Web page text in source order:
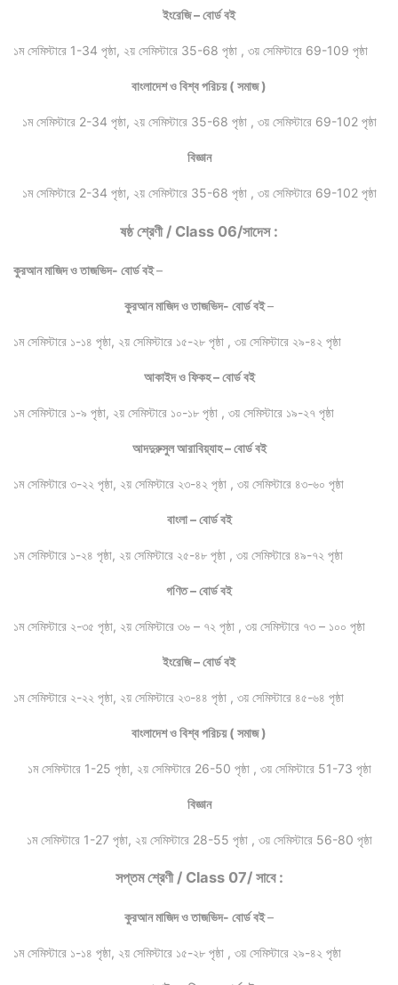
ইংরেজি – বোর্ড বই
১ম সেমিস্টারে 1-34 পৃষ্ঠা, ২য় সেমিস্টারে 35-68 পৃষ্ঠা , ৩য় সেমিস্টারে 69-109 পৃষ্ঠা
বাংলাদেশ ও বিশ্ব পরিচয় ( সমাজ )
১ম সেমিস্টারে 2-34 পৃষ্ঠা, ২য় সেমিস্টারে 35-68 পৃষ্ঠা , ৩য় সেমিস্টারে 69-102 পৃষ্ঠা
বিজ্ঞান
১ম সেমিস্টারে 2-34 পৃষ্ঠা, ২য় সেমিস্টারে 35-68 পৃষ্ঠা , ৩য় সেমিস্টারে 69-102 পৃষ্ঠা
ষষ্ঠ শ্রেণী / Class 06/সাদেস :
কুরআন মাজিদ ও তাজভিদ- বোর্ড বই–
কুরআন মাজিদ ও তাজভিদ- বোর্ড বই–
১ম সেমিস্টারে ১-১৪ পৃষ্ঠা, ২য় সেমিস্টারে ১৫-২৮ পৃষ্ঠা , ৩য় সেমিস্টারে ২৯-৪২ পৃষ্ঠা
আকাইদ ও ফিকহ – বোর্ড বই
১ম সেমিস্টারে ১-৯ পৃষ্ঠা, ২য় সেমিস্টারে ১০-১৮ পৃষ্ঠা , ৩য় সেমিস্টারে ১৯-২৭ পৃষ্ঠা
আদদুরুসুল আরাবিয়্যাহ – বোর্ড বই
১ম সেমিস্টারে ৩-২২ পৃষ্ঠা, ২য় সেমিস্টারে ২৩-৪২ পৃষ্ঠা , ৩য় সেমিস্টারে ৪৩-৬০ পৃষ্ঠা
বাংলা – বোর্ড বই
১ম সেমিস্টারে ১-২৪ পৃষ্ঠা, ২য় সেমিস্টারে ২৫-৪৮ পৃষ্ঠা , ৩য় সেমিস্টারে ৪৯-৭২ পৃষ্ঠা
গণিত – বোর্ড বই
১ম সেমিস্টারে ২-৩৫ পৃষ্ঠা, ২য় সেমিস্টারে ৩৬ – ৭২ পৃষ্ঠা , ৩য় সেমিস্টারে ৭৩ – ১০০ পৃষ্ঠা
ইংরেজি – বোর্ড বই
১ম সেমিস্টারে ২-২২ পৃষ্ঠা, ২য় সেমিস্টারে ২৩-৪৪ পৃষ্ঠা , ৩য় সেমিস্টারে ৪৫-৬৪ পৃষ্ঠা
বাংলাদেশ ও বিশ্ব পরিচয় ( সমাজ )
১ম সেমিস্টারে 1-25 পৃষ্ঠা, ২য় সেমিস্টারে 26-50 পৃষ্ঠা , ৩য় সেমিস্টারে 51-73 পৃষ্ঠা
বিজ্ঞান
১ম সেমিস্টারে 1-27 পৃষ্ঠা, ২য় সেমিস্টারে 28-55 পৃষ্ঠা , ৩য় সেমিস্টারে 56-80 পৃষ্ঠা
সপ্তম শ্রেণী / Class 07/ সাবে :
কুরআন মাজিদ ও তাজভিদ- বোর্ড বই–
১ম সেমিস্টারে ১-১৪ পৃষ্ঠা, ২য় সেমিস্টারে ১৫-২৮ পৃষ্ঠা , ৩য় সেমিস্টারে ২৯-৪২ পৃষ্ঠা